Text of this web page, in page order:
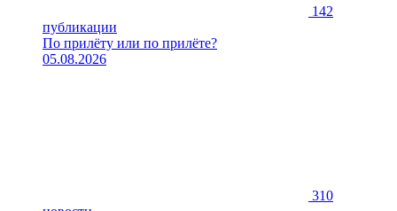
142
публикации
По прилёту или по прилёте?
05.08.2026
310